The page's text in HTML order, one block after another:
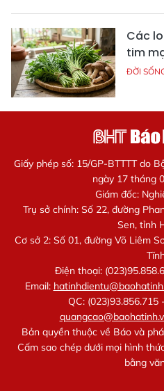
Các
tim
ĐỜI
Giấy phép số: 15/GP-BTTTT do
ngày 17 tháng
Giám đốc:
Trụ sở chính: Số 22, đường
Sen, tỉnh
Cơ sở 2: Số 01, đường Võ Liêm
Điện thoại:
Email:
QC: (023)93.856.715
Bản quyền thuộc về Báo và
Cấm sao chép dưới mọi hình
bằng